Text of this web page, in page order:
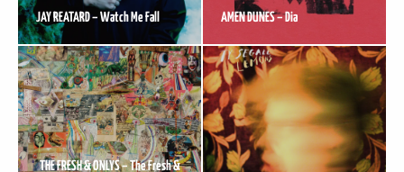
JAY REATARD – Watch Me Fall AMEN DUNES – Dia
THE FRESH & ONLYS – The Fresh &